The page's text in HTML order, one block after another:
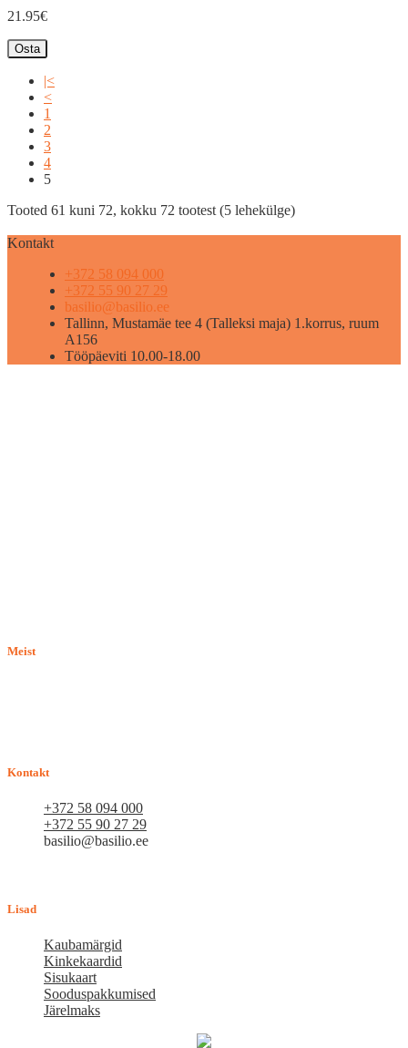
21.95€
Osta
|<
<
1
2
3
4
5
Tooted 61 kuni 72, kokku 72 tootest (5 lehekülge)
Kontakt
+372 58 094 000
+372 55 90 27 29
basilio@basilio.ee
Tallinn, Mustamäe tee 4 (Talleksi maja) 1.korrus, ruum
A156
Tööpäeviti 10.00-18.00
Meist
Kontakt
+372 58 094 000
+372 55 90 27 29
basilio@basilio.ee
Lisad
Kaubamärgid
Kinkekaardid
Sisukaart
Sooduspakkumised
Järelmaks